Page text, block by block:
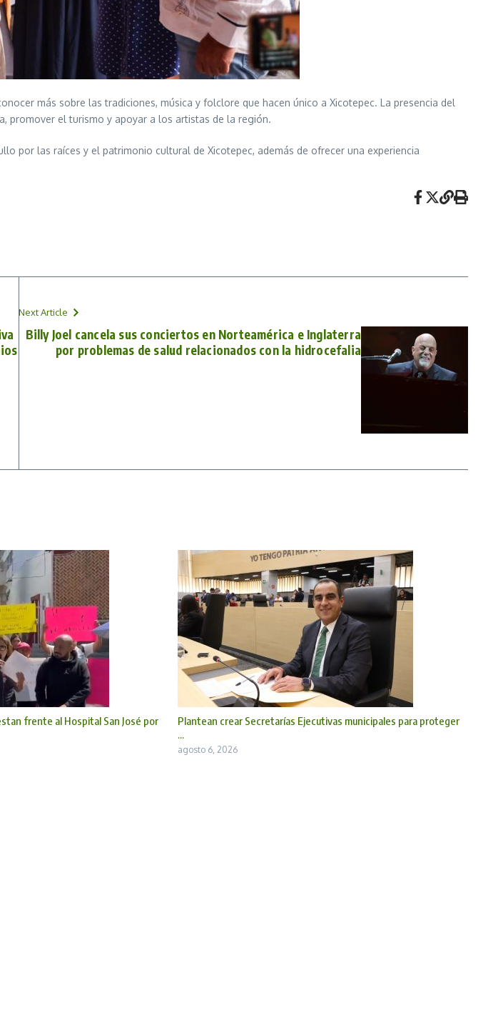
más sobre las tradiciones, música y folclore que hacen único a Xicotepec. La presencia del
promover el turismo y apoyar a los artistas de la región.
por las raíces y el patrimonio cultural de Xicotepec, además de ofrecer una experiencia
Next Article
Billy Joel cancela sus conciertos en Norteamérica e Inglaterra
por problemas de salud relacionados con la hidrocefalia
frente al Hospital San José por
Plantean crear Secretarías Ejecutivas municipales para proteger
agosto 6, 2026